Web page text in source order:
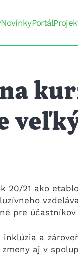
NovinkyPortál
20/21 ako
pre
a
aj v